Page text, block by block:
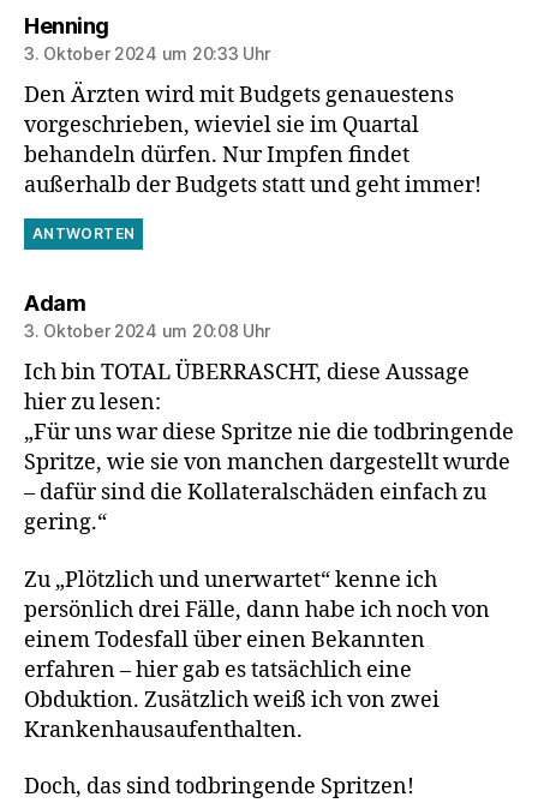
Henningsagt:
3. Oktober 2024 um 20:33 Uhr
Den Ärzten wird mit Budgets genauestens
vorgeschrieben, wieviel sie im Quartal
behandeln dürfen. Nur Impfen findet
außerhalb der Budgets statt und geht immer!
ANTWORTEN
Adamsagt:
3. Oktober 2024 um 20:08 Uhr
Ich bin TOTAL ÜBERRASCHT, diese Aussage
hier zu lesen:
„Für uns war diese Spritze nie die todbringende
Spritze, wie sie von manchen dargestellt wurde
– dafür sind die Kollateralschäden einfach zu
gering.“
Zu „Plötzlich und unerwartet“ kenne ich
persönlich drei Fälle, dann habe ich noch von
einem Todesfall über einen Bekannten
erfahren – hier gab es tatsächlich eine
Obduktion. Zusätzlich weiß ich von zwei
Krankenhausaufenthalten.
Doch, das sind todbringende Spritzen!